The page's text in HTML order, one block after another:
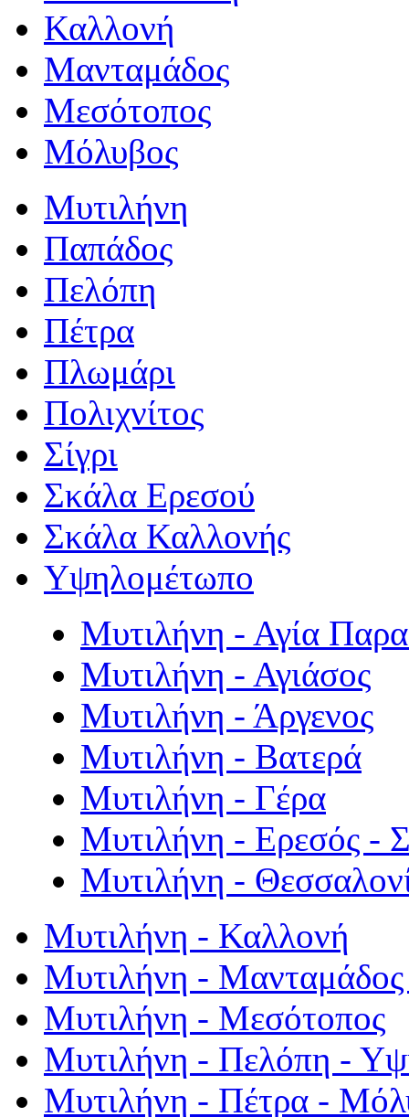
Καλλονή
Μανταμάδος
Μεσότοπος
Μόλυβος
Μυτιλήνη
Παπάδος
Πελόπη
Πέτρα
Πλωμάρι
Πολιχνίτος
Σίγρι
Σκάλα Ερεσού
Σκάλα Καλλονής
Υψηλομέτωπο
Μυτιλήνη - Αγία
Μυτιλήνη - Αγιάσος
Μυτιλήνη - Άργενος
Μυτιλήνη - Βατερά
Μυτιλήνη - Γέρα
Μυτιλήνη - Ερεσός -
Μυτιλήνη -
Μυτιλήνη - Καλλονή
Μυτιλήνη - Μανταμάδος
Μυτιλήνη - Μεσότοπος
Μυτιλήνη - Πελόπη -
Μυτιλήνη - Πέτρα -